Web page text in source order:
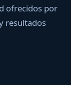
ofrecidos por
resultados